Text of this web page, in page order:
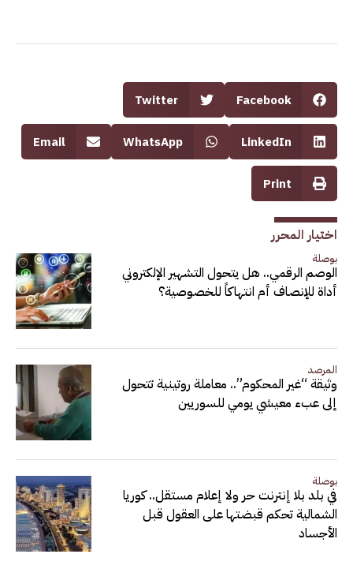
Facebook
Twitter
LinkedIn
WhatsApp
Email
Print
اختيار المحرر
بوصلة
الوصم الرقمي.. هل يتحول التشهير الإلكتروني
أداة للإنصاف أم انتهاكاً للخصوصية؟
المرصد
وثيقة “غير المحكوم”.. معاملة روتينية تتحول
إلى عبء معيشي يومي للسوريين
بوصلة
في بلد بلا إنترنت حر ولا إعلام مستقل.. كوريا
الشمالية تحكم قبضتها على العقول قبل
الأجساد